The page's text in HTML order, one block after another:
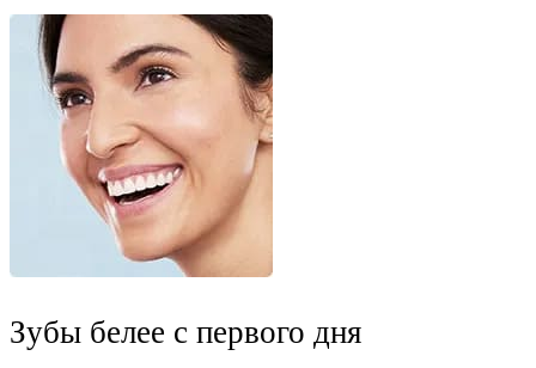
Зубы белее с первого дня